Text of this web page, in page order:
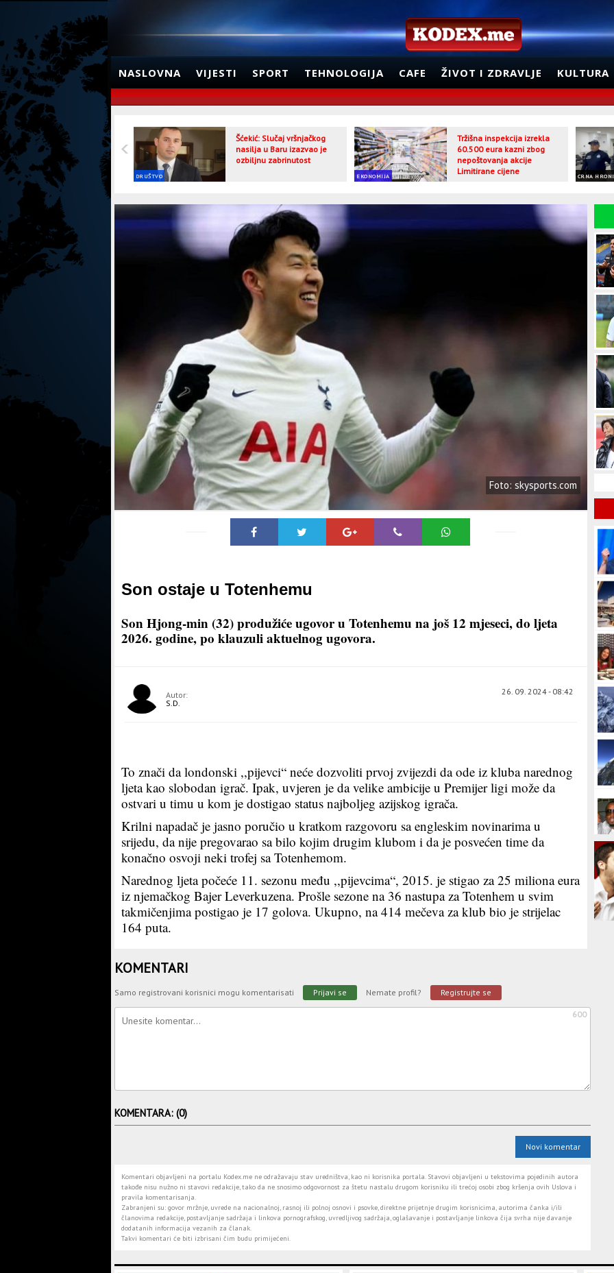
NASLOVNA VIJESTI SPORT TEHNOLOGIJA CAFE ŽIVOT I ZDRAVLJE KULTURA
DRUŠTVO
Šćekić: Slučaj vršnjačkog
nasilja u Baru izazvao je
ozbiljnu zabrinutost
EKONOMIJA
Tržišna inspekcija izrekla
60.500 eura kazni zbog
nepoštovanja akcije
Limitirane cijene
CRNA
Foto: skysports.com
Son ostaje u Totenhemu
Son Hjong-min (32) produžiće ugovor u Totenhemu na još 12 mjeseci, do ljeta
2026. godine, po klauzuli aktuelnog ugovora.
26. 09. 2024 - 08:42
Autor:
S.D.
To znači da londonski ,,pijevci“ neće dozvoliti prvoj zvijezdi da ode iz kluba narednog
ljeta kao slobodan igrač. Ipak, uvjeren je da velike ambicije u Premijer ligi može da
ostvari u timu u kom je dostigao status najboljeg azijskog igrača.
Krilni napadač je jasno poručio u kratkom razgovoru sa engleskim novinarima u
srijedu, da nije pregovarao sa bilo kojim drugim klubom i da je posvećen time da
konačno osvoji neki trofej sa Totenhemom.
Narednog ljeta počeće 11. sezonu među ,,pijevcima“, 2015. je stigao za 25 miliona eura
iz njemačkog Bajer Leverkuzena. Prošle sezone na 36 nastupa za Totenhem u svim
takmičenjima postigao je 17 golova. Ukupno, na 414 mečeva za klub bio je strijelac
164 puta.
KOMENTARI
Samo registrovani korisnici mogu komentarisati Prijavi se Nemate profil? Registrujte se
600
KOMENTARA: (0)
Novi komentar
Komentari objavljeni na portalu Kodex.me ne odražavaju stav uredništva, kao ni korisnika portala. Stavovi objavljeni u tekstovima pojedinih autora
takođe nisu nužno ni stavovi redakcije, tako da ne snosimo odgovornost za štetu nastalu drugom korisniku ili trećoj osobi zbog kršenja ovih Uslova i
pravila komentarisanja.
Zabranjeni su: govor mržnje, uvrede na nacionalnoj, rasnoj ili polnoj osnovi i psovke, direktne prijetnje drugim korisnicima, autorima čanka i/ili
članovima redakcije, postavljanje sadržaja i linkova pornografskog, uvredljivog sadržaja, oglašavanje i postavljanje linkova čija svrha nije davanje
dodatanih informacija vezanih za članak.
Takvi komentari će biti izbrisani čim budu primijećeni.